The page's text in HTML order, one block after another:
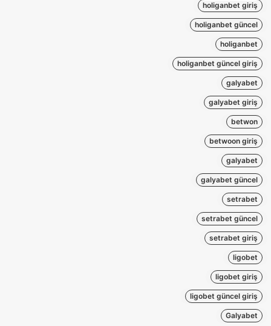
holiganbet giriş
holiganbet güncel
holiganbet
holiganbet güncel giriş
galyabet
galyabet giriş
betwon
betwoon giriş
galyabet
galyabet güncel
setrabet
setrabet güncel
setrabet giriş
ligobet
ligobet giriş
ligobet güncel giriş
Galyabet